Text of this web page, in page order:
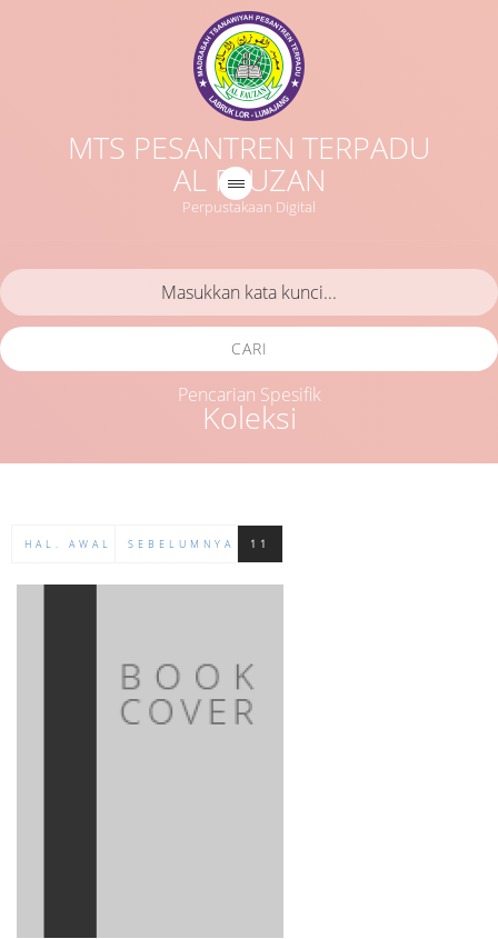
MTS PESANTREN TERPADU
AL FAUZAN
Perpustakaan Digital
Koleksi
CARI
Pencarian Spesifik
HAL. AWAL SEBELUMNYA 11